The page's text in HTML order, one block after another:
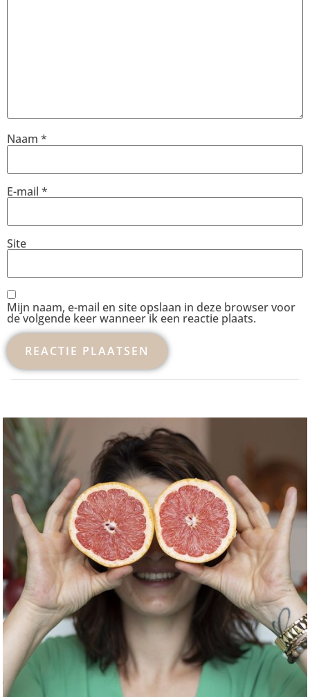
Naam *
E-mail *
Site
Mijn naam, e-mail en site opslaan in deze browser voor
de volgende keer wanneer ik een reactie plaats.